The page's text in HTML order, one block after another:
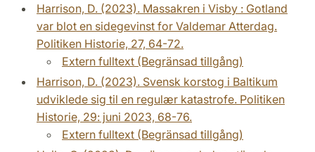
Harrison, D. (2023). Massakren i Visby : Gotland
var blot en sidegevinst for Valdemar Atterdag.
Politiken Historie, 27, 64-72.
Extern fulltext (Begränsad tillgång)
Harrison, D. (2023). Svensk korstog i Baltikum
udviklede sig til en regulær katastrofe. Politiken
Historie, 29: juni 2023, 68-76.
Extern fulltext (Begränsad tillgång)